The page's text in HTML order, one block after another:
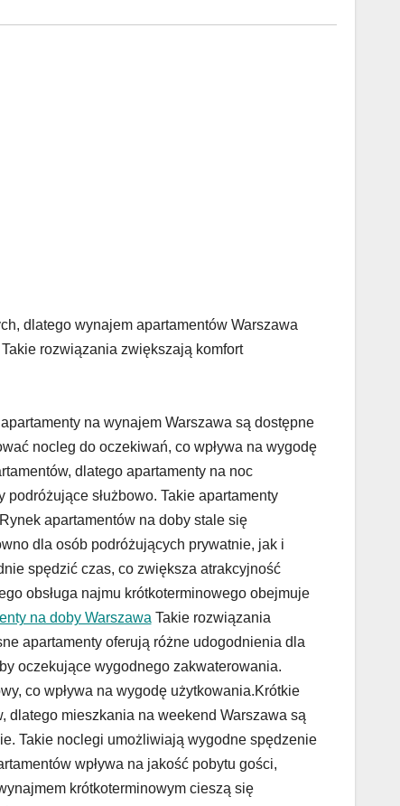
dlatego wynajem apartamentów Warszawa
Takie rozwiązania zwiększają komfort
na wynajem Warszawa są dostępne
nocleg do oczekiwań, co wpływa na wygodę
dlatego apartamenty na noc
służbowo. Takie apartamenty
apartamentów na doby stale się
dla osób podróżujących prywatnie, jak i
spędzić czas, co zwiększa atrakcyjność
obsługa najmu krótkoterminowego obejmuje
na doby Warszawa Takie rozwiązania
apartamenty oferują różne udogodnienia dla
oczekujące wygodnego zakwaterowania.
co wpływa na wygodę użytkowania.Krótkie
mieszkania na weekend Warszawa są
Takie noclegi umożliwiają wygodne spędzenie
wpływa na jakość pobytu gości,
krótkoterminowym cieszą się